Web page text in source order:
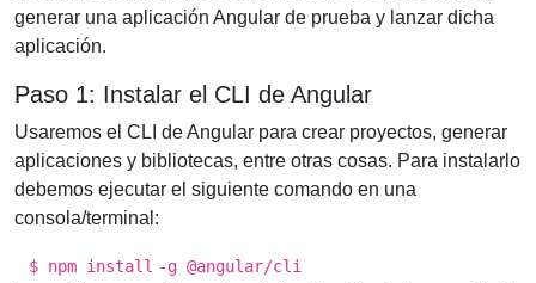
generar una aplicación Angular de prueba y lanzar dicha
aplicación.
Paso 1: Instalar el CLI de Angular
Usaremos el CLI de Angular para crear proyectos, generar
aplicaciones y bibliotecas, entre otras cosas. Para instalarlo
debemos ejecutar el siguiente comando en una
consola/terminal:
$ npm install -g @angular/cli